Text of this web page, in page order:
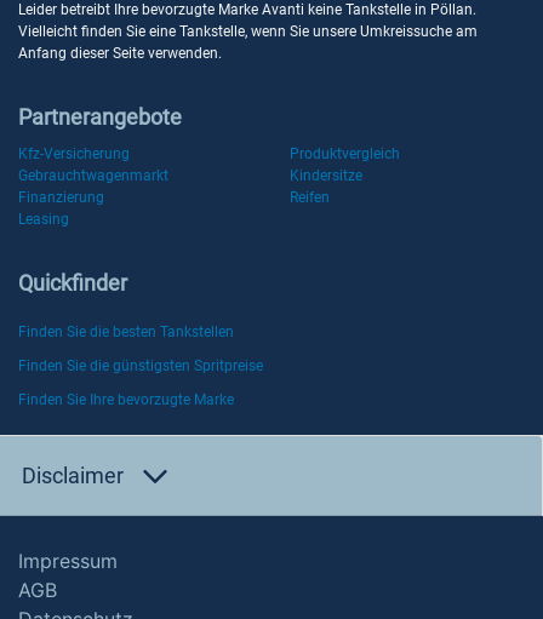
Leider betreibt Ihre bevorzugte Marke Avanti keine Tankstelle in Pöllan.
Vielleicht finden Sie eine Tankstelle, wenn Sie unsere Umkreissuche am
Anfang dieser Seite verwenden.
Partnerangebote
Kfz-Versicherung
Produktvergleich
Gebrauchtwagenmarkt
Kindersitze
Finanzierung
Reifen
Leasing
Quickfinder
Finden Sie die besten Tankstellen
Finden Sie die günstigsten Spritpreise
Finden Sie Ihre bevorzugte Marke
Disclaimer
Impressum
AGB